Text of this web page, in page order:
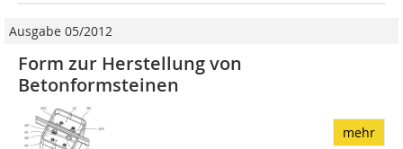
Ausgabe 05/2012
Form zur Herstellung von
Betonformsteinen
mehr